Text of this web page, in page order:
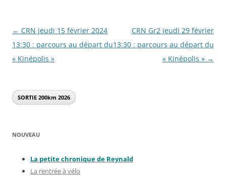
Navigation
des
articles
← CRN jeudi 15 février 2024
13:30 : parcours au départ du
« Kinépolis »
CRN Gr2 jeudi 29 février
13:30 : parcours au départ du
« Kinépolis » →
SORTIE 200km 2026
NOUVEAU
La petite chronique de Reynald
La rentrée à vélo